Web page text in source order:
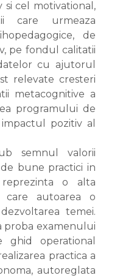
cel motivational,
care urmeaza
de
pe fondul calitatii
cu ajutorul
relevate cresteri
metacognitive a
programului de
pozitiv al
semnul valorii
bune practici in
reprezinta o alta
care autoarea o
temei.
proba examenului
operational
practica a
autoreglata